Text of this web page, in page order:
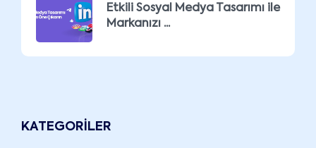
Etkili Sosyal Medya Tasarımı ile
Markanızı ...
KATEGORILER